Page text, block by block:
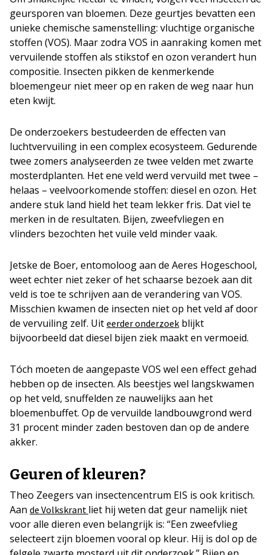
geursporen van bloemen. Deze geurtjes bevatten een
unieke chemische samenstelling: vluchtige organische
stoffen (VOS). Maar zodra VOS in aanraking komen met
vervuilende stoffen als stikstof en ozon verandert hun
compositie. Insecten pikken de kenmerkende
bloemengeur niet meer op en raken de weg naar hun
eten kwijt.
De onderzoekers bestudeerden de effecten van
luchtvervuiling in een complex ecosysteem. Gedurende
twee zomers analyseerden ze twee velden met zwarte
mosterdplanten. Het ene veld werd vervuild met twee –
helaas – veelvoorkomende stoffen: diesel en ozon. Het
andere stuk land hield het team lekker fris. Dat viel te
merken in de resultaten. Bijen, zweefvliegen en
vlinders bezochten het vuile veld minder vaak.
Jetske de Boer, entomoloog aan de Aeres Hogeschool,
weet echter niet zeker of het schaarse bezoek aan dit
veld is toe te schrijven aan de verandering van VOS.
Misschien kwamen de insecten niet op het veld af door
de vervuiling zelf. Uit eerder onderzoek blijkt
bijvoorbeeld dat diesel bijen ziek maakt en vermoeid.
Tóch moeten de aangepaste VOS wel een effect gehad
hebben op de insecten. Als beestjes wel langskwamen
op het veld, snuffelden ze nauwelijks aan het
bloemenbuffet. Op de vervuilde landbouwgrond werd
31 procent minder zaden bestoven dan op de andere
akker.
Geuren of kleuren?
Theo Zeegers van insectencentrum EIS is ook kritisch.
Aan de Volkskrant liet hij weten dat geur namelijk niet
voor alle dieren even belangrijk is: “Een zweefvlieg
selecteert zijn bloemen vooral op kleur. Hij is dol op de